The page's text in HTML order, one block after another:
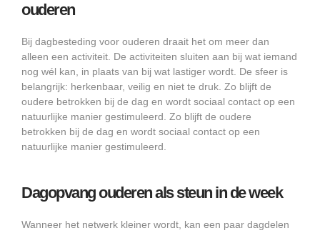
ouderen
Bij dagbesteding voor ouderen draait het om meer dan
alleen een activiteit. De activiteiten sluiten aan bij wat iemand
nog wél kan, in plaats van bij wat lastiger wordt. De sfeer is
belangrijk: herkenbaar, veilig en niet te druk. Zo blijft de
oudere betrokken bij de dag en wordt sociaal contact op een
natuurlijke manier gestimuleerd. Zo blijft de oudere
betrokken bij de dag en wordt sociaal contact op een
natuurlijke manier gestimuleerd.
Dagopvang ouderen als steun in de week
Wanneer het netwerk kleiner wordt, kan een paar dagdelen